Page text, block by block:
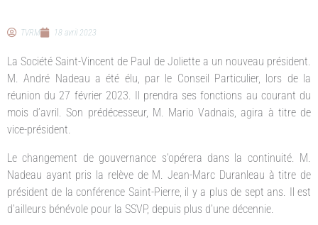
TVRM 18 avril 2023
La Société Saint-Vincent de Paul de Joliette a un nouveau président.
M. André Nadeau a été élu, par le Conseil Particulier, lors de la
réunion du 27 février 2023. Il prendra ses fonctions au courant du
mois d’avril. Son prédécesseur, M. Mario Vadnais, agira à titre de
vice-président.
Le changement de gouvernance s’opérera dans la continuité. M.
Nadeau ayant pris la relève de M. Jean-Marc Duranleau à titre de
président de la conférence Saint-Pierre, il y a plus de sept ans. Il est
d’ailleurs bénévole pour la SSVP, depuis plus d’une décennie.